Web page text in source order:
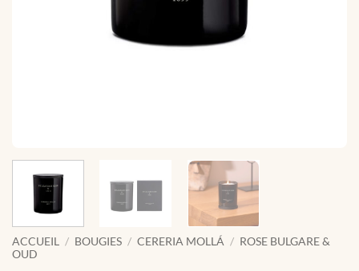
ACCUEIL / BOUGIES / CERERIA MOLLÁ / ROSE BULGARE &
OUD